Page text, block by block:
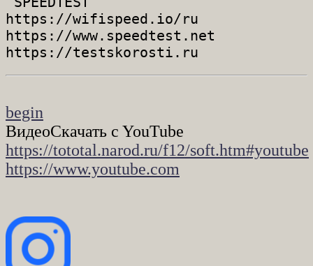
https://wifispeed.io/ru
https://www.speedtest.net
begin
ВидеоСкачать c YouTube
https://tototal.narod.ru/f12/soft.htm#youtube
https://www.youtube.com